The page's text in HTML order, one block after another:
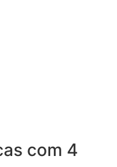
com 4